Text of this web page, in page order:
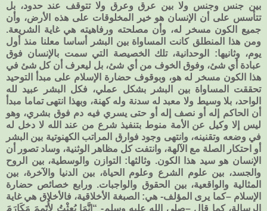
بين جنس وجنس ولا بين عرق وعرق ولا تتوقف عند حدود، بل
تتأسس على أن الإنسان هو خير المخلوقات على هذه الأرض، وأن
جميع الكون مسخر له، وأن مصلحته ورفاهيته هي غاية الشريعة.
ومن هذا المنطلق كانت المساواة بين البشر أساسا معلنا منذ أول
يوم، وثانيها: الوحدانية، تلك الخصيصة التي سمت بالإنسان فوق
عبادة أي شئ، وفوق الخوف من أي شئ، بل ليعرف أن كل شئ في
هذا الكون مسخر له هو، وبوقوف حضارة الإسلام على مبدأ التوحيد
تحققت المساواة بين البشر بشكل عملي، فكل البشر عبيد لله
الواحد، بلا وسيط ولا معبد له سدنة وله كهنة، وبهذا انتهى تماما مبدأ
أن الحاكم إله أو نصف إله أو حتى يسري فيه دم فوق بشري، وهو
ليس إلا وكيل عن الأمة منوط بتنفيذ شرع من عند الله لا دخل له
في وضعه وتقنينه، وانتهى وجود فوارق المراتب الكهنوتية بين البشر
أو احتكار الصلة مع الآلهة، وانتفت كل مظاهر الوثنية، وساد تصور أن
الإنسان هو سيد هذا الكون. وثالثها: التوازن والوسطية، بين الروح
والجسد، بين علوم الشرع وعلوم الحياة، بين الدنيا والآخرة، بين
المثالية والواقعية، بين الحقوق والواجبات. ورابع خصائص حضارة
الإسلام –كما يرى المؤلف- هي: الصبغة الأخلاقية، فالأخلاق هي غاية
الرسالة، كما قال –صلى الله عليه وسلم- “إِنَّمَا بُعِثْتُ لأُتَمِمَ مَكَارَمَ